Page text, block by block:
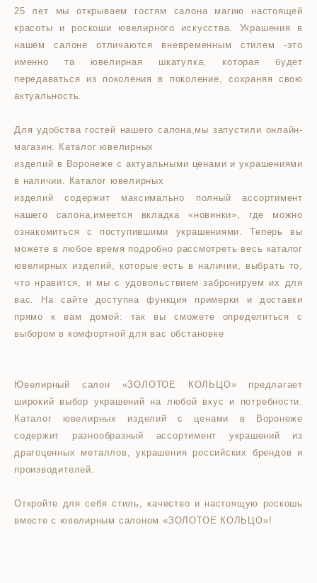
25 лет мы открываем гостям салона магию настоящей
красоты и роскоши ювелирного искусства. Украшения в
нашем салоне отличаются вневременным стилем -это
именно та ювелирная шкатулка, которая будет
передаваться из поколения в поколение, сохраняя свою
актуальность.
Для удобства гостей нашего салона,мы запустили онлайн-
магазин. Каталог ювелирных
изделий в Воронеже с актуальными ценами и украшениями
в наличии. Каталог ювелирных
изделий содержит максимально полный ассортимент
нашего салона,имеется вкладка «новинки», где можно
ознакомиться с поступившими украшениями. Теперь вы
можете в любое время подробно рассмотреть весь каталог
ювелирных изделий, которые есть в наличии, выбрать то,
что нравится, и мы с удовольствием забронируем их для
вас. На сайте доступна функция примерки и доставки
прямо к вам домой: так вы сможете определиться с
выбором в комфортной для вас обстановке
Ювелирный салон «ЗОЛОТОЕ КОЛЬЦО» предлагает
широкий выбор украшений на любой вкус и потребности.
Каталог ювелирных изделий с ценами в Воронеже
содержит разнообразный ассортимент украшений из
драгоценных металлов, украшения российских брендов и
производителей.
Откройте для себя стиль, качество и настоящую роскошь
вместе с ювелирным салоном «ЗОЛОТОЕ КОЛЬЦО»!